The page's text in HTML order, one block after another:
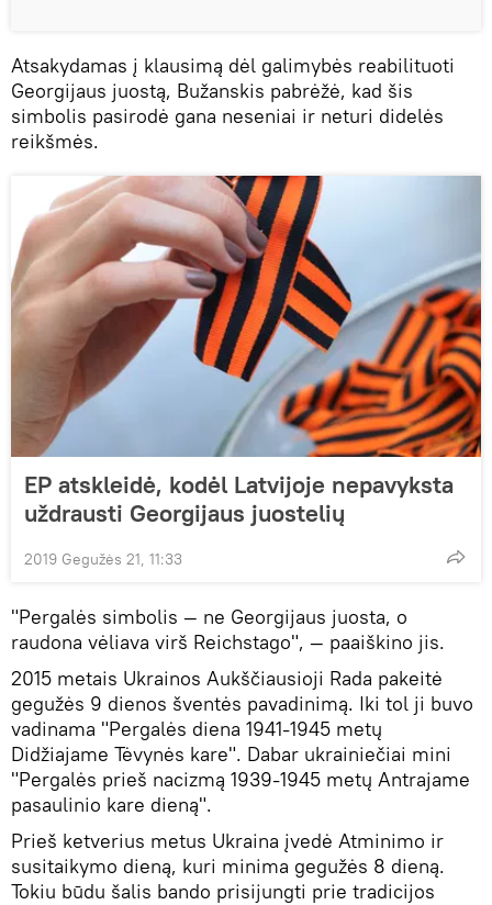
Atsakydamas į klausimą dėl galimybės reabilituoti
Georgijaus juostą, Bužanskis pabrėžė, kad šis
simbolis pasirodė gana neseniai ir neturi didelės
reikšmės.
EP atskleidė, kodėl Latvijoje nepavyksta
uždrausti Georgijaus juostelių
2019 Gegužės 21, 11:33
"Pergalės simbolis — ne Georgijaus juosta, o
raudona vėliava virš Reichstago", — paaiškino jis.
2015 metais Ukrainos Aukščiausioji Rada pakeitė
gegužės 9 dienos šventės pavadinimą. Iki tol ji buvo
vadinama "Pergalės diena 1941-1945 metų
Didžiajame Tėvynės kare". Dabar ukrainiečiai mini
"Pergalės prieš nacizmą 1939-1945 metų Antrajame
pasaulinio kare dieną".
Prieš ketverius metus Ukraina įvedė Atminimo ir
susitaikymo dieną, kuri minima gegužės 8 dieną.
Tokiu būdu šalis bando prisijungti prie tradicijos